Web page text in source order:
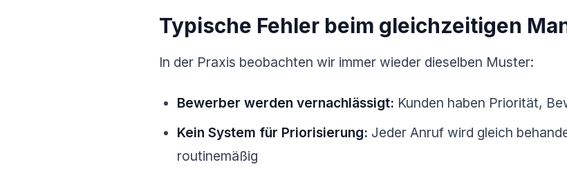
Typische Fehler beim gleichzeitigen
In der Praxis beobachten wir immer wieder dieselben Muster:
Bewerber werden vernachlässigt: Kunden haben Priorität,
Kein System für Priorisierung: Jeder Anruf wird gleich
routinemäßig